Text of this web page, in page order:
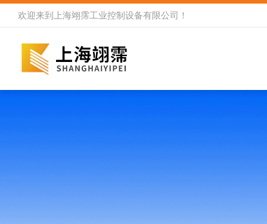
欢迎来到 上海翊霈工业控制设备有限公司 ！